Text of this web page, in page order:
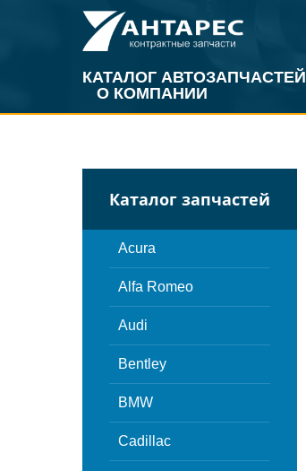
КАТАЛОГ АВТОЗАПЧАСТЕЙ
О КОМПАНИИ
Каталог запчастей
Acura
Alfa Romeo
Audi
Bentley
BMW
Cadillac